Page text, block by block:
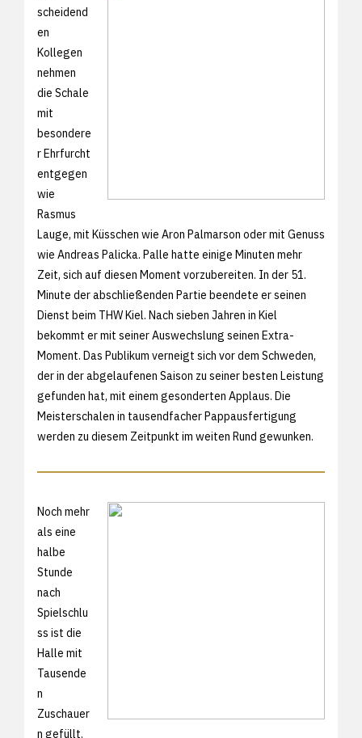
scheidend
en
Kollegen
nehmen
die Schale
mit
besondere
r Ehrfurcht
entgegen
wie
Rasmus
Lauge, mit Küsschen wie Aron Palmarson oder mit Genuss
wie Andreas Palicka. Palle hatte einige Minuten mehr
Zeit, sich auf diesen Moment vorzubereiten. In der 51.
Minute der abschließenden Partie beendete er seinen
Dienst beim THW Kiel. Nach sieben Jahren in Kiel
bekommt er mit seiner Auswechslung seinen Extra-
Moment. Das Publikum verneigt sich vor dem Schweden,
der in der abgelaufenen Saison zu seiner besten Leistung
gefunden hat, mit einem gesonderten Applaus. Die
Meisterschalen in tausendfacher Pappausfertigung
werden zu diesem Zeitpunkt im weiten Rund gewunken.
Noch mehr
als eine
halbe
Stunde
nach
Spielschlu
ss ist die
Halle mit
Tausende
n
Zuschauer
n gefüllt.